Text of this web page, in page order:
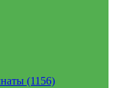
(1156)